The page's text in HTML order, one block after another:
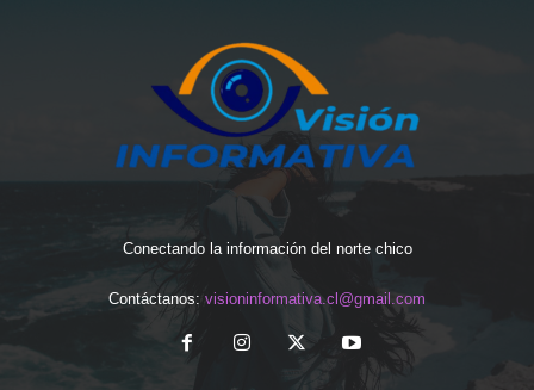
Conectando la información del norte chico
Contáctanos: visioninformativa.cl@gmail.com